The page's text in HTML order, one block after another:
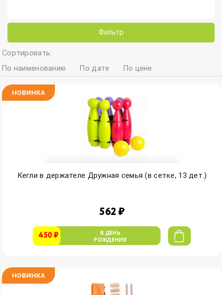
Фильтр
Сортировать:
По наименованию По дате По цене
НОВИНКА
Кегли в держателе Дружная семья (в сетке, 13 дет.)
562 ₽
450 ₽
В ДЕНЬ
РОЖДЕНИЯ
НОВИНКА